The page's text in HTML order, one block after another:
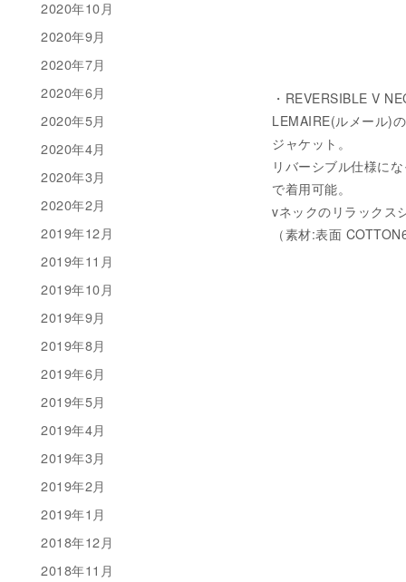
・REVERSIBLE V
LEMAIRE(ルメール)
ジャケット。
リバーシブル仕様に
で着用可能。
vネックのリラックス
（素材:表面
2020年10月
2020年9月
2020年7月
2020年6月
2020年5月
2020年4月
2020年3月
2020年2月
2019年12月
2019年11月
2019年10月
2019年9月
2019年8月
2019年6月
2019年5月
2019年4月
2019年3月
2019年2月
2019年1月
2018年12月
2018年11月